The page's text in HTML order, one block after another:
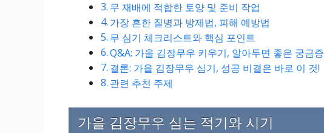
무 재배에 적합한 토양 및 준비 작업
가장 흔한 질병과 방제법, 피해 예방법
무 심기 체크리스트와 핵심 포인트
Q&A: 가을 김장무우 키우기, 알아두면 좋은 궁금증
결론: 가을 김장무우 심기, 성공 비결은 바로 이 것!
관련 추천 주제
가을 김장무우 심는 적기와 시기